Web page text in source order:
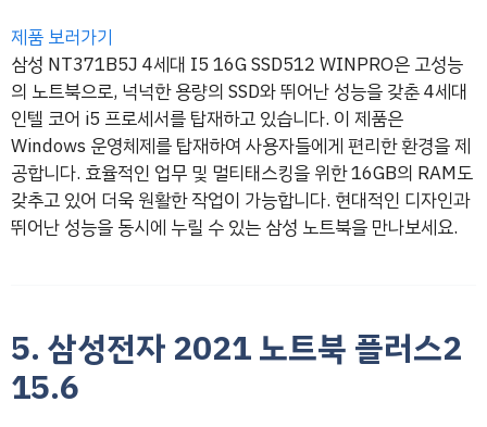
제품 보러가기
삼성 NT371B5J 4세대 I5 16G SSD512 WINPRO은 고성능
의 노트북으로, 넉넉한 용량의 SSD와 뛰어난 성능을 갖춘 4세대
인텔 코어 i5 프로세서를 탑재하고 있습니다. 이 제품은
Windows 운영체제를 탑재하여 사용자들에게 편리한 환경을 제
공합니다. 효율적인 업무 및 멀티태스킹을 위한 16GB의 RAM도
갖추고 있어 더욱 원활한 작업이 가능합니다. 현대적인 디자인과
뛰어난 성능을 동시에 누릴 수 있는 삼성 노트북을 만나보세요.
5. 삼성전자 2021 노트북 플러스2
15.6